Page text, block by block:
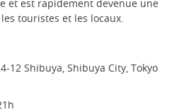
et est rapidement devenue une
touristes et les locaux.
12 Shibuya, Shibuya City, Tokyo